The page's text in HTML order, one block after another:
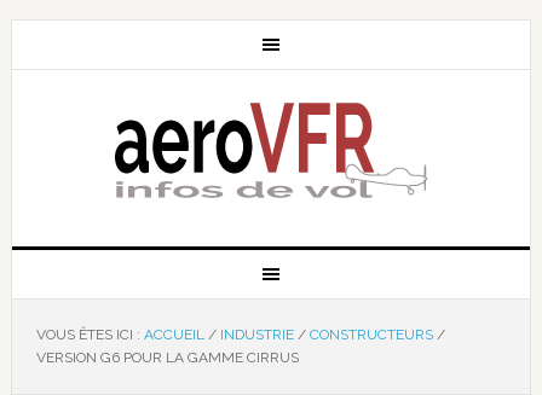
VOUS ÊTES ICI : ACCUEIL / INDUSTRIE / CONSTRUCTEURS /
VERSION G6 POUR LA GAMME CIRRUS